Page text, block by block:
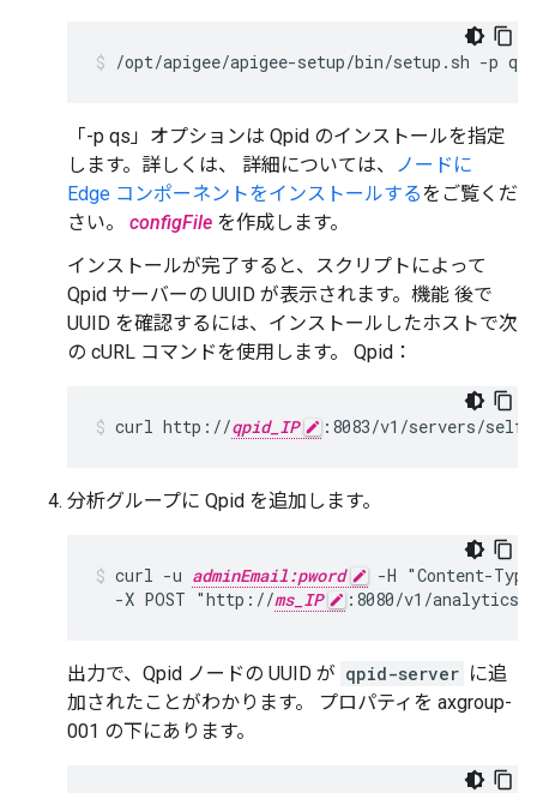
/opt/apigee/apigee-setup/bin/setup.sh -p
「-p qs」オプションは Qpid のインストールを指定
します。詳しくは、 詳細については、
ノードに
Edge コンポーネントをインストールするをご覧くだ
さい。 configFile を作成します。
インストールが完了すると、スクリプトによって
Qpid サーバーの UUID が表示されます。機能 後で
UUID を確認するには、インストールしたホストで次
の cURL コマンドを使用します。 Qpid：
curl http://qpid_IP :8083/v1/servers/self
分析グループに Qpid を追加します。
curl -u adminEmail:pword
-H "Content-
  -X POST "http://
ms_IP :8080/v1/analytics/
出力で、Qpid ノードの UUID が qpid-server に追
加されたことがわかります。 プロパティを axgroup-
001 の下にあります。